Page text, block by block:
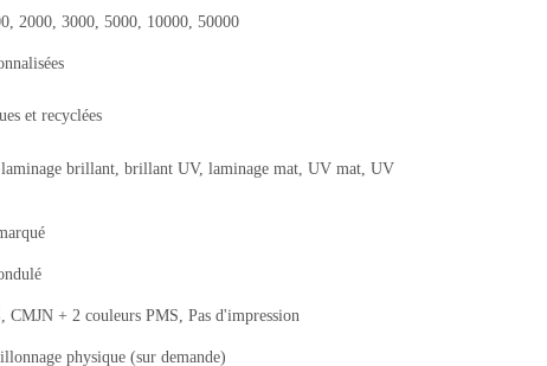
2000, 3000, 5000, 10000, 50000
et recyclées
brillant, brillant UV, laminage mat, UV mat, UV
+ 2 couleurs PMS, Pas d'impression
physique (sur demande)